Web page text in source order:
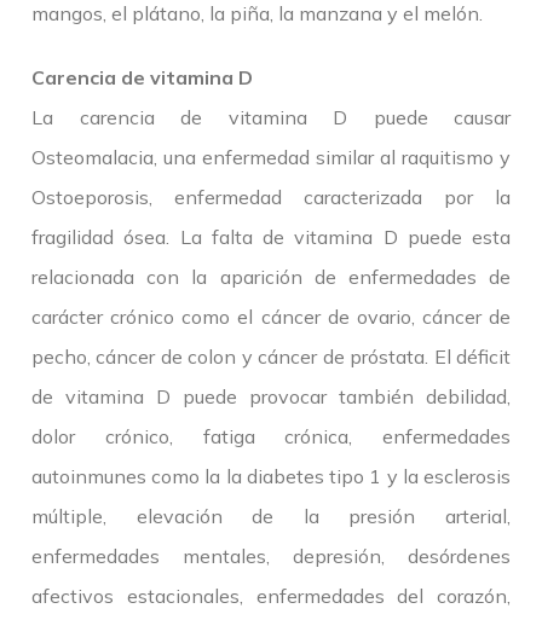
mangos, el plátano, la piña, la manzana y el melón.
Carencia de vitamina D
La carencia de vitamina D puede causar
Osteomalacia, una enfermedad similar al raquitismo y
Ostoeporosis, enfermedad caracterizada por la
fragilidad ósea. La falta de vitamina D puede esta
relacionada con la aparición de enfermedades de
carácter crónico como el cáncer de ovario, cáncer de
pecho, cáncer de colon y cáncer de próstata. El déficit
de vitamina D puede provocar también debilidad,
dolor crónico, fatiga crónica, enfermedades
autoinmunes como la la diabetes tipo 1 y la esclerosis
múltiple, elevación de la presión arterial,
enfermedades mentales, depresión, desórdenes
afectivos estacionales, enfermedades del corazón,